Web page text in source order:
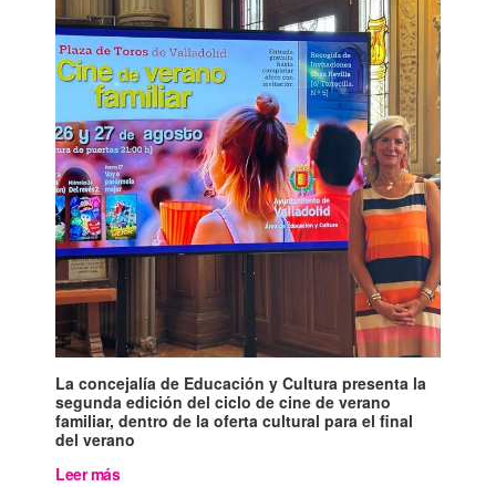
La concejalía de Educación y Cultura presenta la
segunda edición del ciclo de cine de verano
familiar, dentro de la oferta cultural para el final
del verano
Leer más